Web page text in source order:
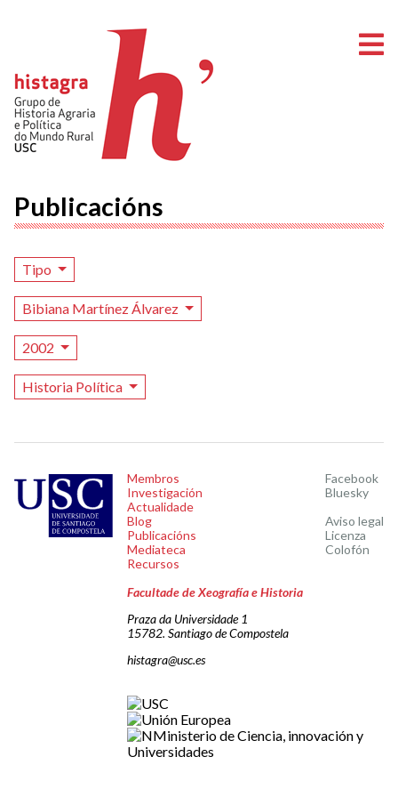
Publicacións
Tipo
Bibiana Martínez Álvarez
2002
Historia Política
Membros
Investigación
Actualidade
Blog
Publicacións
Mediateca
Recursos
Facebook
Bluesky
Aviso legal
Licenza
Colofón
Facultade de Xeografía e Historia
Praza da Universidade 1
15782. Santiago de Compostela
histagra@usc.es